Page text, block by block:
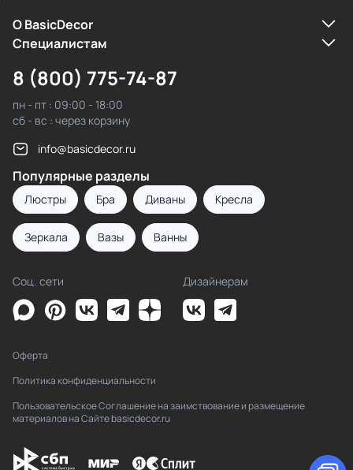
О BasicDecor
Cпециалистам
8 (800) 775-74-87
пн - пт : 09:00 - 18:00
сб - вс : через корзину
info@basicdecor.ru
Популярные разделы
Люстры Бра Диваны Кресла
Зеркала Вазы Ванны
Соц. сети Дизайнерам
Оферта
Политика конфиденциальности
Пользовательское Соглашение на заимствование и размещение
материалов на Сайте basicdecor.ru